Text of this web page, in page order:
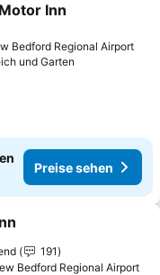
hinzufügen
Inn
Bedford Regional Airport
und Garten
Preise sehen
hinzufügen
191
Bedford Regional Airport